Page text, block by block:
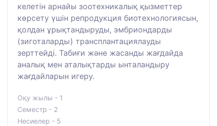
келетін арнайы зоотехникалық қызметтер
көрсету үшін репродукция биотехнологиясын,
қолдан ұрықтандыруды, эмбриондарды
(зиготаларды) трансплантациялауды
зерттейді. Табиғи және жасанды жағдайда
аналық мен аталықтарды ынталандыру
жағдайларын игеру.
Оқу жылы - 1
Семестр - 2
Несиелер - 5